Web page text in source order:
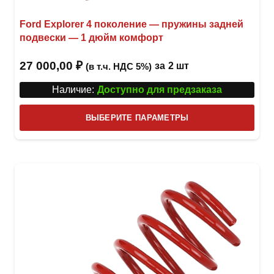
Ford Explorer 4 поколение — пружины задней
подвески — 1 дюйм комфорт
27 000,00 ₽ (в т.ч. НДС 5%) за 2 шт
Наличие: Доступно для предзаказа
ВЫБЕРИТЕ ПАРАМЕТРЫ
товар